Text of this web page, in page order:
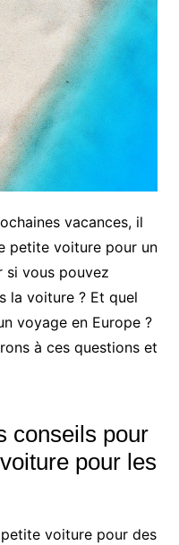
vacances, il
petite voiture pour un
si vous pouvez
la voiture ? Et quel
voyage en Europe ?
à ces questions et
conseils pour
pour les
voiture pour des